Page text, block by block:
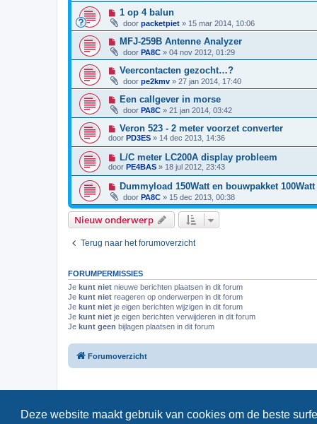
Deze website maakt gebruik van cookies om de beste
1 op 4 balun
door packetpiet » 15 mar 2014, 10:06
MFJ-259B Antenne Analyzer
door PA8C » 04 nov 2012, 01:29
Veercontacten gezocht…?
door pe2kmv » 27 jan 2014, 17:40
Een callgever in morse
door PA8C » 21 jan 2014, 03:42
Veron 523 - 2 meter voorzet converter
door PD3ES » 14 dec 2013, 14:36
L/C meter LC200A display probleem
door PE4BAS » 18 jul 2012, 23:43
Dummyload 150Watt en bouwpakket 100Watt
door PA8C » 15 dec 2013, 00:38
Nieuw onderwerp
Terug naar het forumoverzicht
FORUMPERMISSIES
Je kunt niet nieuwe berichten plaatsen in dit forum
Je kunt niet reageren op onderwerpen in dit forum
Je kunt niet je eigen berichten wijzigen in dit forum
Je kunt niet je eigen berichten verwijderen in dit forum
Je kunt geen bijlagen plaatsen in dit forum
Forumoverzicht